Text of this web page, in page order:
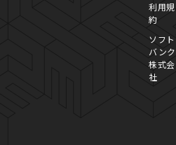
利用規
約
ソフト
バンク
株式会
社